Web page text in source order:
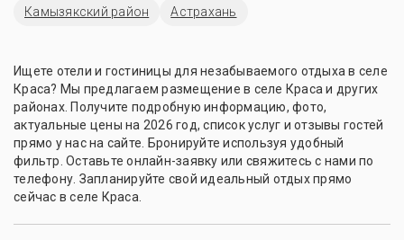
Камызякский район Астрахань
Ищете отели и гостиницы для незабываемого отдыха в селе
Краса? Мы предлагаем размещение в селе Краса и других
районах. Получите подробную информацию, фото,
актуальные цены на 2026 год, список услуг и отзывы гостей
прямо у нас на сайте. Бронируйте используя удобный
фильтр. Оставьте онлайн-заявку или свяжитесь с нами по
телефону. Запланируйте свой идеальный отдых прямо
сейчас в селе Краса.